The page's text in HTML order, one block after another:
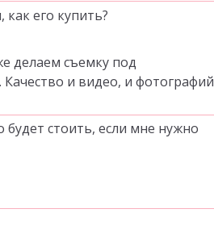
его купить?
делаем съемку под
и видео, и фотографий
стоить, если мне нужно